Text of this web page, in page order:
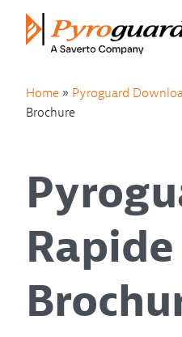
Skip to content
Home » Pyroguard
Brochure